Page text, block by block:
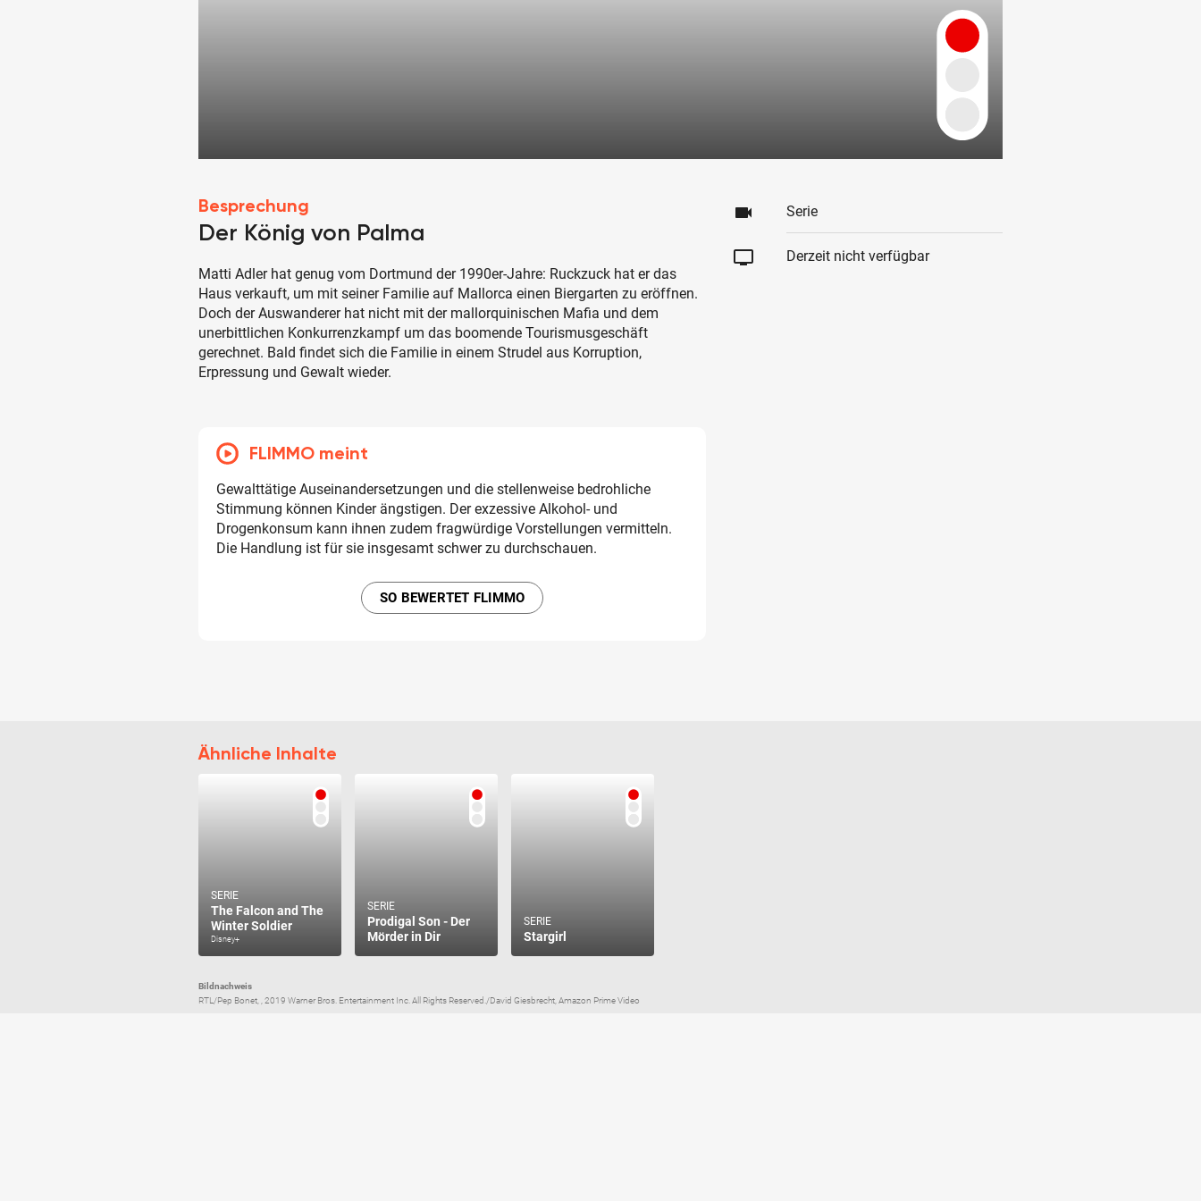
Besprechung
Der König von Palma
Matti Adler hat genug vom Dortmund der 1990er-Jahre: Ruckzuck hat er das
Haus verkauft, um mit seiner Familie auf Mallorca einen Biergarten zu eröffnen.
Doch der Auswanderer hat nicht mit der mallorquinischen Mafia und dem
unerbittlichen Konkurrenzkampf um das boomende Tourismusgeschäft
gerechnet. Bald findet sich die Familie in einem Strudel aus Korruption,
Erpressung und Gewalt wieder.
FLIMMO meint
Gewalttätige Auseinandersetzungen und die stellenweise bedrohliche
Stimmung können Kinder ängstigen. Der exzessive Alkohol- und
Drogenkonsum kann ihnen zudem fragwürdige Vorstellungen vermitteln.
Die Handlung ist für sie insgesamt schwer zu durchschauen.
SO BEWERTET FLIMMO
videocam Serie
tv Derzeit nicht verfügbar
Ähnliche Inhalte
SERIE
The Falcon and The
Winter Soldier
Disney+
SERIE
Prodigal Son - Der
Mörder in Dir
SERIE
Stargirl
Bildnachweis
RTL/Pep Bonet, , 2019 Warner Bros. Entertainment Inc. All Rights Reserved./David Giesbrecht, Amazon Prime Video